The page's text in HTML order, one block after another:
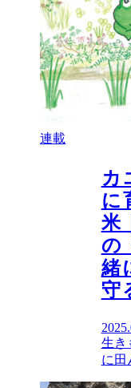
連載
カ
に
米
の
緒
守
生き
に田